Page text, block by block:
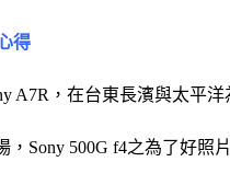
得
A7R，在台東長濱與太平洋
，Sony 500G f4之為了好照